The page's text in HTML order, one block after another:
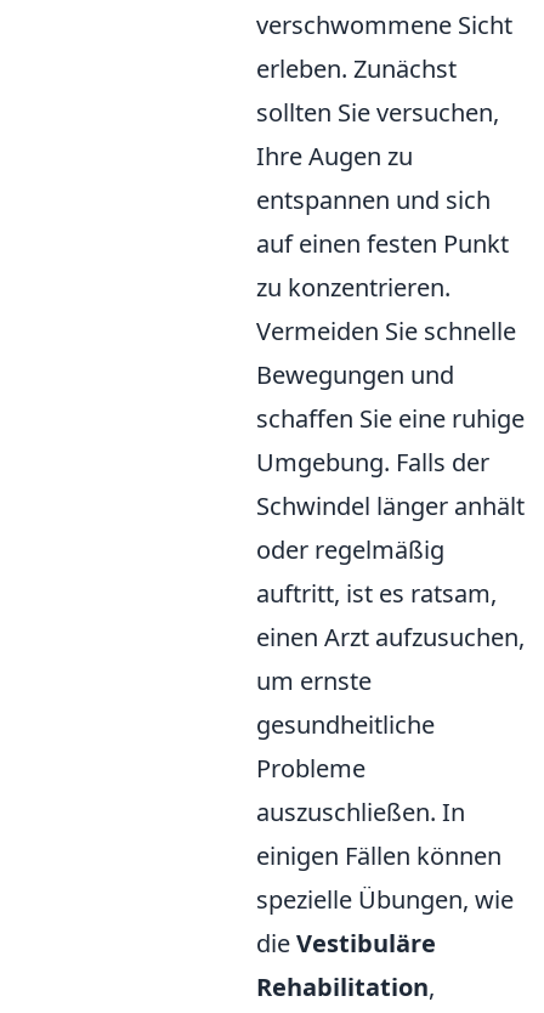
verschwommene Sicht
erleben. Zunächst
sollten Sie versuchen,
Ihre Augen zu
entspannen und sich
auf einen festen Punkt
zu konzentrieren.
Vermeiden Sie schnelle
Bewegungen und
schaffen Sie eine ruhige
Umgebung. Falls der
Schwindel länger anhält
oder regelmäßig
auftritt, ist es ratsam,
einen Arzt aufzusuchen,
um ernste
gesundheitliche
Probleme
auszuschließen. In
einigen Fällen können
spezielle Übungen, wie
dieVestibuläre
Rehabilitation,